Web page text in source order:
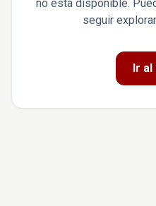
no está disponible.
seguir
Ir al